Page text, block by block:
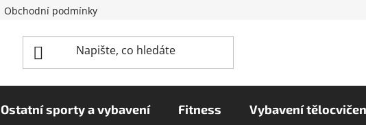
Obchodní podmínky Podmínky ochrany osobních
Ostatní sporty a vybavení Fitness Vybavení tělocvičen